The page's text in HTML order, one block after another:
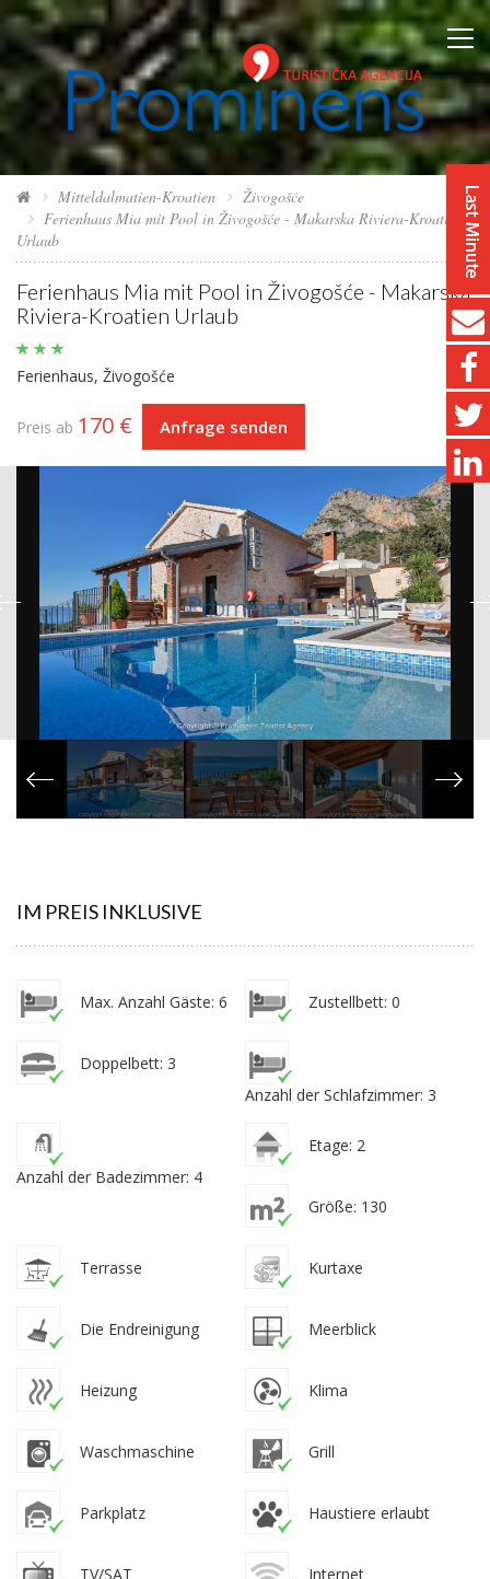
Mitteldalmatien-Kroatien
Živogošće
Ferienhaus Mia mit Pool in Živogošće - Makarska Riviera-Kroatien
Urlaub
Ferienhaus Mia mit Pool in Živogošće - Makarska
Riviera-Kroatien Urlaub
Ferienhaus, Živogošće
Preis ab 170 € Anfrage senden
IM PREIS INKLUSIVE
Max. Anzahl Gäste: 6 Zustellbett: 0
Doppelbett: 3
Anzahl der Schlafzimmer: 3
Anzahl der Badezimmer: 4
Etage: 2
Größe: 130
Terrasse Kurtaxe
Die Endreinigung Meerblick
Heizung Klima
Waschmaschine Grill
Parkplatz Haustiere erlaubt
TV/SAT Internet